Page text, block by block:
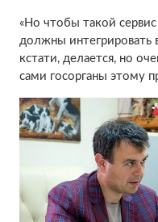
«Но чтобы такой
должны интегрировать
кстати, делается, но
сами госорганы этому